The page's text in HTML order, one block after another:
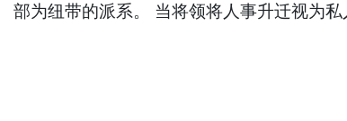
部为纽带的派系。 当将领将人事升迁视为私